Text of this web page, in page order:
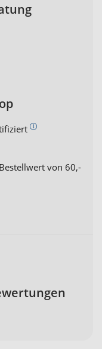
von 60,-